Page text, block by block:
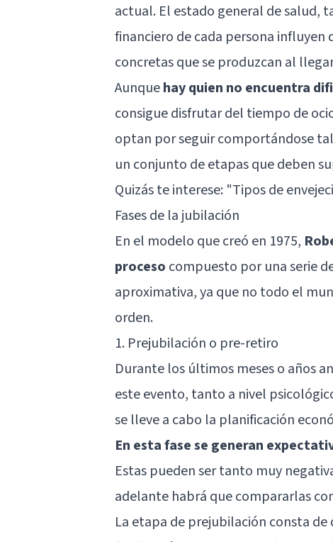
actual. El estado general de salud,
financiero de cada persona
concretas que se produzcan al
Aunquehay quien no encuentra
consigue disfrutar del tiempo de
optan por seguir comportándose
un conjunto de etapas que deben
Quizás te interese: "Tipos de
Fases de la jubilación
En el modelo que creó en 1975,
proceso compuesto por una serie
aproximativa, ya que no todo el
orden.
1. Prejubilación o pre-retiro
Durante los últimos meses o años
este evento, tanto a nivel
se lleve a cabo la planificación
En esta fase se generan
Estas pueden ser tanto muy
adelante habrá que compararlas
La etapa de prejubilación consta